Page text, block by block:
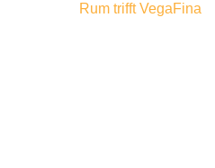
Rum trifft VegaFina